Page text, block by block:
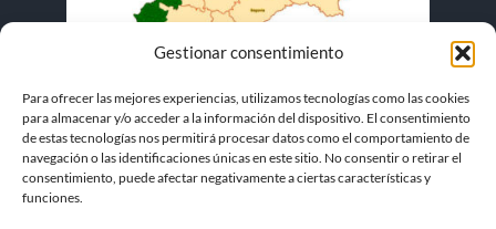
Gestionar consentimiento
Para ofrecer las mejores experiencias, utilizamos tecnologías como las cookies
para almacenar y/o acceder a la información del dispositivo. El consentimiento
de estas tecnologías nos permitirá procesar datos como el comportamiento de
navegación o las identificaciones únicas en este sitio. No consentir o retirar el
consentimiento, puede afectar negativamente a ciertas características y
funciones.